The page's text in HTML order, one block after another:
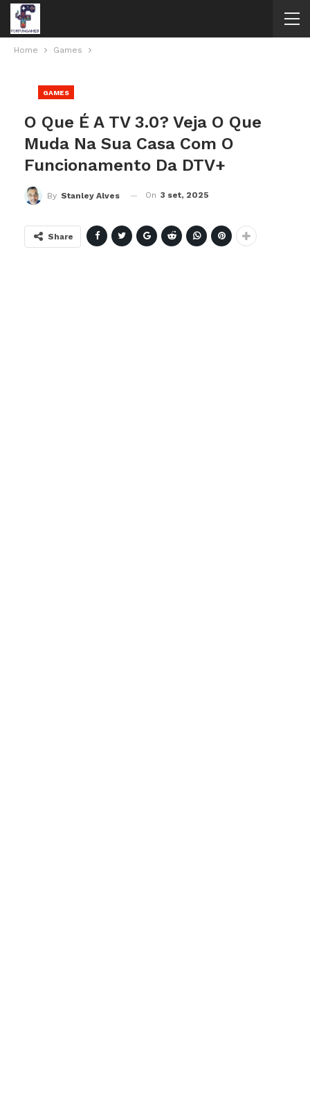
Home Games
GAMES
O Que É A TV 3.0? Veja O Que
Muda Na Sua Casa Com O
Funcionamento Da DTV+
By Stanley Alves On 3 set, 2025
Share